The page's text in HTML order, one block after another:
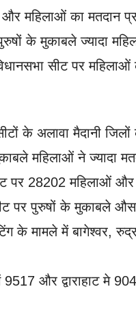
और महिलाओं का मतदान
के मुकाबले ज्यादा
सीट पर
के अलावा मैदानी जिलों
महिलाओं ने ज्यादा
पर 28202 महिलाओं
पर पुरुषों के मुकाबले
के मामले में बागेश्वर,
और द्वाराहाट मे